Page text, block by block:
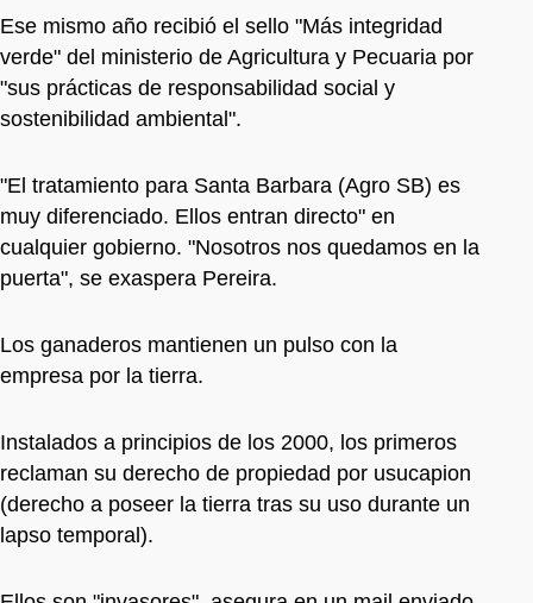
Ese mismo año recibió el sello "Más integridad
verde" del ministerio de Agricultura y Pecuaria por
"sus prácticas de responsabilidad social y
sostenibilidad ambiental".
"El tratamiento para Santa Barbara (Agro SB) es
muy diferenciado. Ellos entran directo" en
cualquier gobierno. "Nosotros nos quedamos en la
puerta", se exaspera Pereira.
Los ganaderos mantienen un pulso con la
empresa por la tierra.
Instalados a principios de los 2000, los primeros
reclaman su derecho de propiedad por usucapion
(derecho a poseer la tierra tras su uso durante un
lapso temporal).